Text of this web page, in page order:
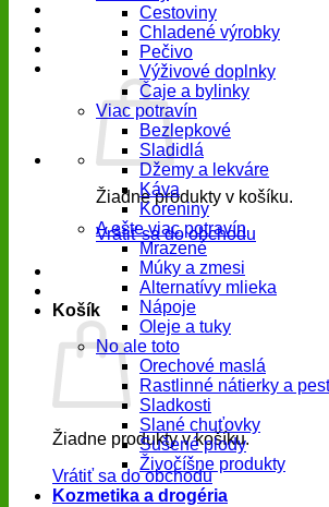
Žiadne produkty v košíku.
Vrátiť sa do obchodu
Košík
Žiadne produkty v košíku.
Vrátiť sa do obchodu
Cestoviny
Chladené výrobky
Pečivo
Výživové doplnky
Čaje a bylinky
Viac potravín
Bezlepkové
Sladidlá
Džemy a lekváre
Káva
Koreniny
A ešte viac potravín
Mrazené
Múky a zmesi
Alternatívy mlieka
Nápoje
Oleje a tuky
No ale toto
Orechové maslá
Rastlinné nátierky a
Sladkosti
Slané chuťovky
Sušené plody
Živočíšne produkty
Kozmetika a drogéria